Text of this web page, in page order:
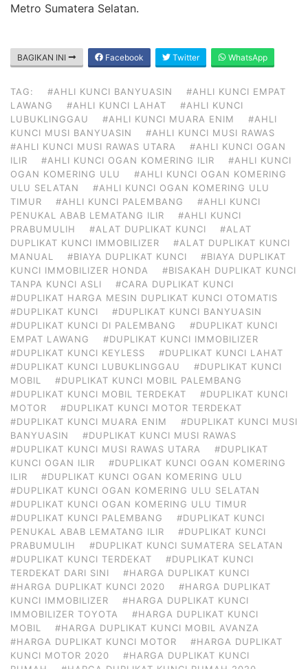
Metro Sumatera Selatan.
BAGIKAN INI Facebook Twitter WhatsApp
TAG: #AHLI KUNCI BANYUASIN
#AHLI KUNCI EMPAT
LAWANG
#AHLI KUNCI LAHAT
#AHLI KUNCI
LUBUKLINGGAU
#AHLI KUNCI MUARA ENIM
#AHLI
KUNCI MUSI BANYUASIN
#AHLI KUNCI MUSI RAWAS
#AHLI KUNCI MUSI RAWAS UTARA
#AHLI KUNCI OGAN
ILIR
#AHLI KUNCI OGAN KOMERING ILIR
#AHLI KUNCI
OGAN KOMERING ULU
#AHLI KUNCI OGAN KOMERING
ULU SELATAN
#AHLI KUNCI OGAN KOMERING ULU
TIMUR
#AHLI KUNCI PALEMBANG
#AHLI KUNCI
PENUKAL ABAB LEMATANG ILIR
#AHLI KUNCI
PRABUMULIH
#ALAT DUPLIKAT KUNCI
#ALAT
DUPLIKAT KUNCI IMMOBILIZER
#ALAT DUPLIKAT KUNCI
MANUAL
#BIAYA DUPLIKAT KUNCI
#BIAYA DUPLIKAT
KUNCI IMMOBILIZER HONDA
#BISAKAH DUPLIKAT KUNCI
TANPA KUNCI ASLI
#CARA DUPLIKAT KUNCI
#DUPLIKAT HARGA MESIN DUPLIKAT KUNCI OTOMATIS
#DUPLIKAT KUNCI
#DUPLIKAT KUNCI BANYUASIN
#DUPLIKAT KUNCI DI PALEMBANG
#DUPLIKAT KUNCI
EMPAT LAWANG
#DUPLIKAT KUNCI IMMOBILIZER
#DUPLIKAT KUNCI KEYLESS
#DUPLIKAT KUNCI LAHAT
#DUPLIKAT KUNCI LUBUKLINGGAU
#DUPLIKAT KUNCI
MOBIL
#DUPLIKAT KUNCI MOBIL PALEMBANG
#DUPLIKAT KUNCI MOBIL TERDEKAT
#DUPLIKAT KUNCI
MOTOR
#DUPLIKAT KUNCI MOTOR TERDEKAT
#DUPLIKAT KUNCI MUARA ENIM
#DUPLIKAT KUNCI MUSI
BANYUASIN
#DUPLIKAT KUNCI MUSI RAWAS
#DUPLIKAT KUNCI MUSI RAWAS UTARA
#DUPLIKAT
KUNCI OGAN ILIR
#DUPLIKAT KUNCI OGAN KOMERING
ILIR
#DUPLIKAT KUNCI OGAN KOMERING ULU
#DUPLIKAT KUNCI OGAN KOMERING ULU SELATAN
#DUPLIKAT KUNCI OGAN KOMERING ULU TIMUR
#DUPLIKAT KUNCI PALEMBANG
#DUPLIKAT KUNCI
PENUKAL ABAB LEMATANG ILIR
#DUPLIKAT KUNCI
PRABUMULIH
#DUPLIKAT KUNCI SUMATERA SELATAN
#DUPLIKAT KUNCI TERDEKAT
#DUPLIKAT KUNCI
TERDEKAT DARI SINI
#HARGA DUPLIKAT KUNCI
#HARGA DUPLIKAT KUNCI 2020
#HARGA DUPLIKAT
KUNCI IMMOBILIZER
#HARGA DUPLIKAT KUNCI
IMMOBILIZER TOYOTA
#HARGA DUPLIKAT KUNCI
MOBIL
#HARGA DUPLIKAT KUNCI MOBIL AVANZA
#HARGA DUPLIKAT KUNCI MOTOR
#HARGA DUPLIKAT
KUNCI MOTOR 2020
#HARGA DUPLIKAT KUNCI